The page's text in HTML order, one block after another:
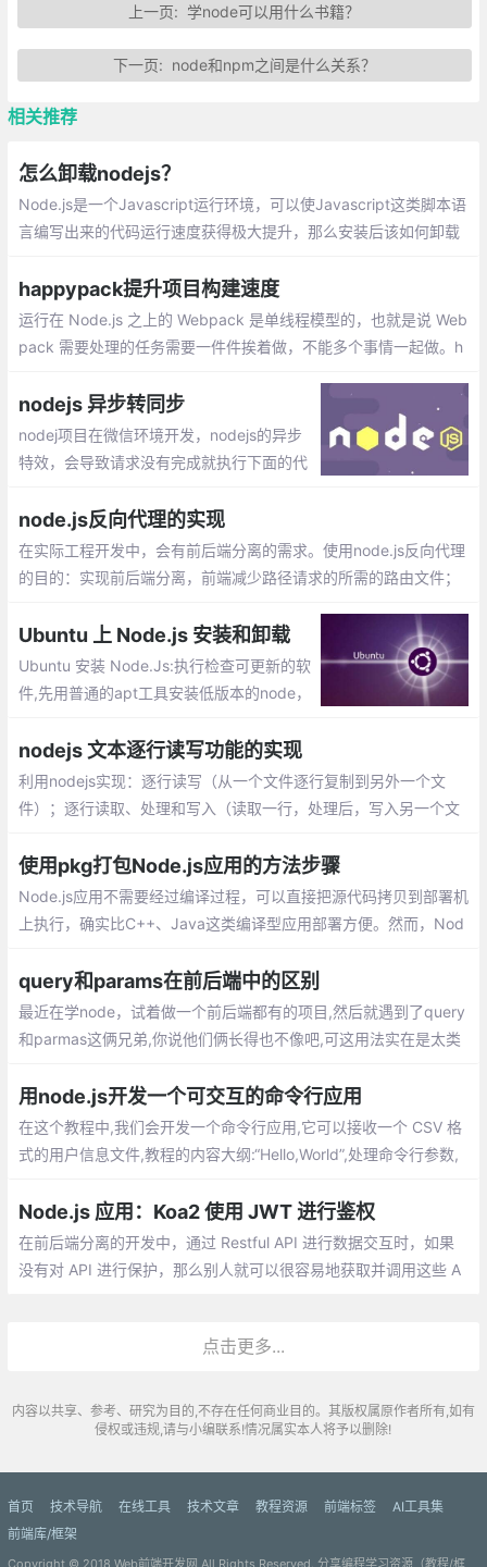
上一页: 学node可以用什么书籍？
下一页: node和npm之间是什么关系？
相关推荐
怎么卸载nodejs？
Node.js是一个Javascript运行环境，可以使Javascript这类脚本语
言编写出来的代码运行速度获得极大提升，那么安装后该如何卸载
的方法，希望对大家有所帮助。
happypack提升项目构建速度
运行在 Node.js 之上的 Webpack 是单线程模型的，也就是说 Web
pack 需要处理的任务需要一件件挨着做，不能多个事情一起做。h
后再把结果发送给主进程。
nodejs 异步转同步
nodej项目在微信环境开发，nodejs的异步
特效，会导致请求没有完成就执行下面的代
ync模块来异步转同步，只有前一个function
执行callback，下一个才会执行。
node.js反向代理的实现
在实际工程开发中，会有前后端分离的需求。使用node.js反向代理
的目的：实现前后端分离，前端减少路径请求的所需的路由文件；
实现node.js的反向代理
Ubuntu 上 Node.js 安装和卸载
Ubuntu 安装 Node.Js:执行检查可更新的软
件,先用普通的apt工具安装低版本的node，
必须的，用过的node的人都知道。安装更新
版本的工具N
nodejs 文本逐行读写功能的实现
利用nodejs实现：逐行读写（从一个文件逐行复制到另外一个文
件）；逐行读取、处理和写入（读取一行，处理后，写入另一个文
FileByLine.js，功能的调用：index.js
使用pkg打包Node.js应用的方法步骤
Node.js应用不需要经过编译过程，可以直接把源代码拷贝到部署机
上执行，确实比C++、Java这类编译型应用部署方便。然而，Nod
ode.js
query和params在前后端中的区别
最近在学node，试着做一个前后端都有的项目,然后就遇到了query
和parmas这俩兄弟,你说他们俩长得也不像吧,可这用法实在是太类
两个角度讲
用node.js开发一个可交互的命令行应用
在这个教程中,我们会开发一个命令行应用,它可以接收一个 CSV 格
式的用户信息文件,教程的内容大纲:“Hello,World”,处理命令行参数,
令,JavaScript 之外
Node.js 应用：Koa2 使用 JWT 进行鉴权
在前后端分离的开发中，通过 Restful API 进行数据交互时，如果
没有对 API 进行保护，那么别人就可以很容易地获取并调用这些 A
点击更多...
内容以共享、参考、研究为目的,不存在任何商业目的。其版权属原作者所有,如有
侵权或违规,请与小编联系!情况属实本人将予以删除!
首页 技术导航 在线工具 技术文章 教程资源 前端标签
AI工具集
前端库/框架